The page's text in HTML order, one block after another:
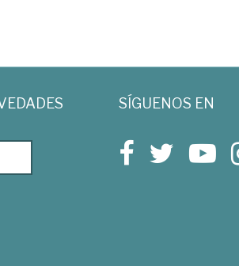
SÍGUENOS EN